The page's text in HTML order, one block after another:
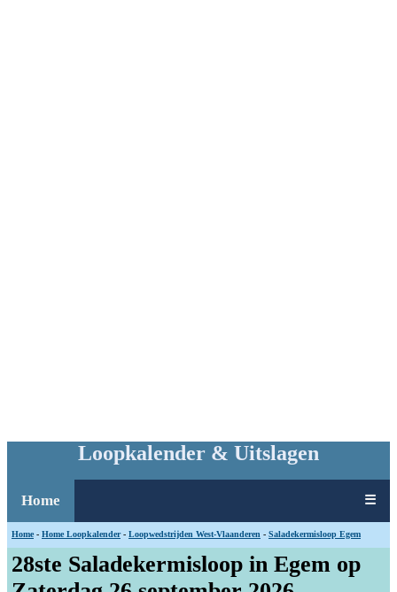
Loopkalender & Uitslagen
Home ☰
Home - Home Loopkalender- Loopwedstrijden West-Vlaanderen - Saladekermisloop Egem
28ste Saladekermisloop in Egem op